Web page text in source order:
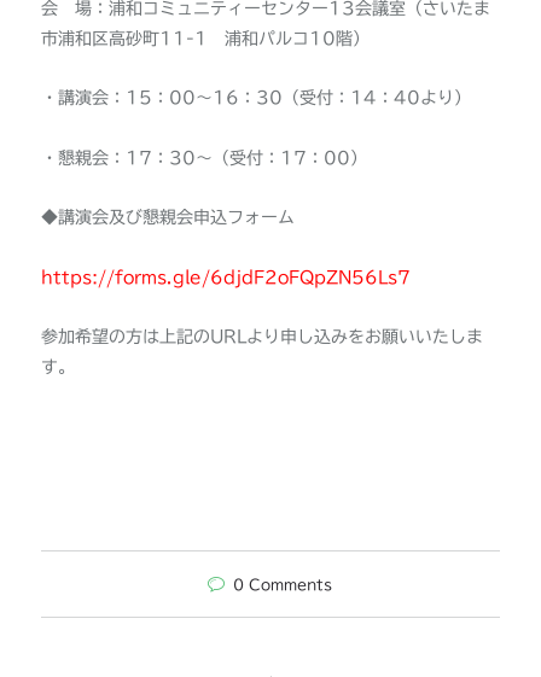
会 場：浦和コミュニティーセンター13会議室（さいたま
市浦和区高砂町11-1 浦和パルコ10階）
・講演会：15：00～16：30（受付：14：40より）
・懇親会：17：30～（受付：17：00）
◆講演会及び懇親会申込フォーム
https://forms.gle/6djdF2oFQpZN56Ls7
参加希望の方は上記のURLより申し込みをお願いいたしま
す。
0 Comments